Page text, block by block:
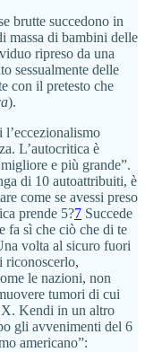
brutte succedono in
massa di bambini delle
ripreso da una
sessualmente delle
con il pretesto che
).
l’eccezionalismo
L’autocritica è
e più grande”.
di 10 autoattribuiti, è
come se avessi preso
prende 5?7 Succede
fa sì che ciò che di te
volta al sicuro fuori
riconoscerlo,
le nazioni, non
tumori di cui
Kendi in un altro
gli avvenimenti del 6
americano”: